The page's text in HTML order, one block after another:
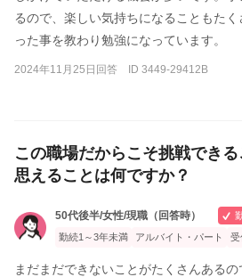
るので、楽しい気持ちになることもた
った事を教わり勉強になっています。
2024年11月25日回答 ID 3449-29412B
この職場だからこそ挑戦でき
思えることは何ですか？
50代後半/女性/現職（回答時）
勤続1～3年未満
アルバイト・パート 受
まだまだできないことがたくさんある